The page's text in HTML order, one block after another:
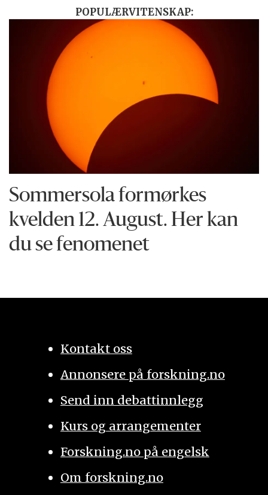
POPULÆRVITENSKAP:
Sommersola formørkes
kvelden 12. August. Her kan
du se fenomenet
Kontakt oss
Annonsere på forskning.no
Send inn debattinnlegg
Kurs og arrangementer
Forskning.no på engelsk
Om forskning.no